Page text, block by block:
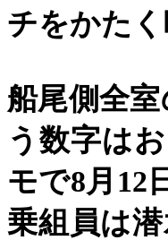
チをかた
船尾側全
う数字は
モで8月 12
乗組員は